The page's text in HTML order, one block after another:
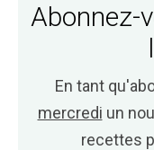
Abonnez-
En tant
mercredi un
recettes